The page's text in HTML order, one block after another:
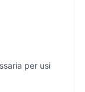
per usi